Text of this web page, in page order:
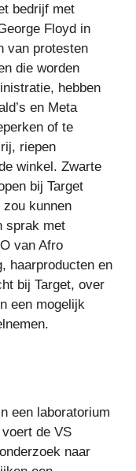
bedrijf met
Floyd in
van protesten
die worden
hebben
en Meta
of te
riepen
winkel. Zwarte
bij Target
kunnen
sprak met
van Afro
haarproducten en
bij Target, over
een mogelijk
een laboratorium
de VS
naar